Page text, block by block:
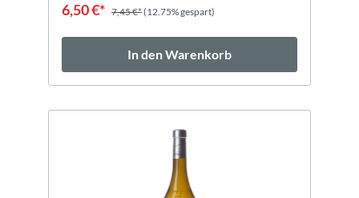
6,50 €* 7,45 €*(12.75% gespart)
In den Warenkorb